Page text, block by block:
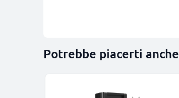
Potrebbe piacerti anche